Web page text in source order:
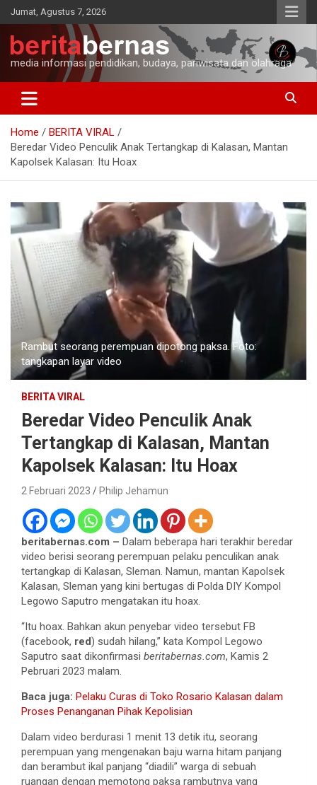
Skip
to
content
Jumat, Agustus 7, 2026
media informasi pendidikan, budaya, pariwisata dan olahraga
Home
BERITA VIRAL
Beredar Video Penculik Anak Tertangkap di Kalasan, Mantan
Kapolsek Kalasan: Itu Hoax
Rambut seorang perempuan dipotong paksa. Foto:
tangkapan layar video
BERITA VIRAL
Beredar Video Penculik Anak
Tertangkap di Kalasan, Mantan
Kapolsek Kalasan: Itu Hoax
2 Februari 2023 Philip Jehamun
beritabernas.com – Dalam beberapa hari terakhir beredar
video berisi seorang perempuan pelaku penculikan anak
tertangkap di Kalasan, Sleman. Namun, mantan Kapolsek
Kalasan, Sleman yang kini bertugas di Polda DIY Kompol
Legowo Saputro mengatakan itu hoax.
“Itu hoax. Bahkan akun penyebar video tersebut FB
(facebook, red) sudah hilang,” kata Kompol Legowo
Saputro saat dikonfirmasi beritabernas.com, Kamis 2
Pebruari 2023 malam.
Baca juga: Pelaku Curas di Toko Rosario Kalasan dalam
Proses Penanganan Pihak Kepolisian
Dalam video berdurasi 1 menit 13 detik itu, seorang
perempuan yang mengenakan baju warna hitam panjang
dan berambut ikal panjang “diadili” warga di sebuah
ruangan dengan memotong paksa rambutnya yang